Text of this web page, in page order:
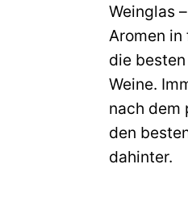
Weinglas
Aromen
die
Weine.
nach dem
den
dahinter.